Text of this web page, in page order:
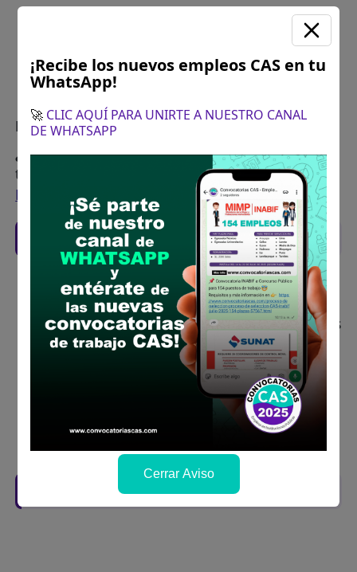
Plazo para postular: 04 de noviembre del 2024
¿Como postular?:Inscripción de Postulantes a
través de la pagina web de la institución
POSTULA AQUÍ
Recomendaciones para postular
Descarga y revisa a detalle las bases del
concurso público
Antes de postular, verifica si cumples con los
requisitos para el puesto
Prepara tu documentación y presentalo en
la fechas y por los medios que indica las
Revisar el cronograma para conocer cuando
se publicará los resultados
Descarga aquí las Bases
¡Recibe los nuevos empleos CAS en tu
WhatsApp!
🚀 CLIC AQUÍ PARA UNIRTE A NUESTRO CANAL
DE WHATSAPP
Cerrar Aviso